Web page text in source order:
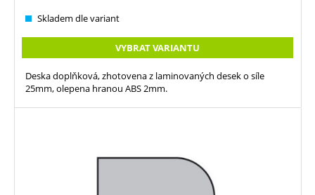
Skladem dle variant
VYBRAT VARIANTU
Deska doplňková, zhotovena z laminovaných desek o síle
25mm, olepena hranou ABS 2mm.